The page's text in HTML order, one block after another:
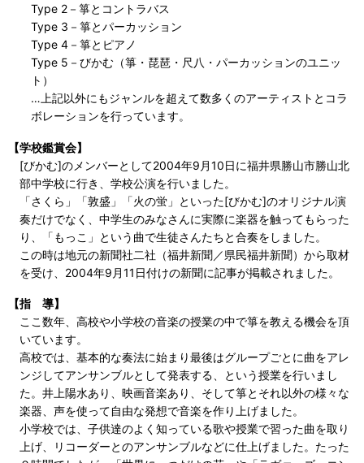
Type 2－箏とコントラバス
Type 3－箏とパーカッション
Type 4－箏とピアノ
Type 5－びかむ（箏・琵琶・尺八・パーカッションのユニッ
ト）
…上記以外にもジャンルを超えて数多くのアーティストとコラ
ボレーションを行っています。
【学校鑑賞会】
[びかむ]のメンバーとして2004年9月10日に福井県勝山市勝山北
部中学校に行き、学校公演を行いました。
「さくら」「敦盛」「火の蛍」といった[びかむ]のオリジナル演
奏だけでなく、中学生のみなさんに実際に楽器を触ってもらった
り、「もっこ」という曲で生徒さんたちと合奏をしました。
この時は地元の新聞社二社（福井新聞／県民福井新聞）から取材
を受け、2004年9月11日付けの新聞に記事が掲載されました。
【指 導】
ここ数年、高校や小学校の音楽の授業の中で箏を教える機会を頂
いています。
高校では、基本的な奏法に始まり最後はグループごとに曲をアレ
ンジしてアンサンブルとして発表する、という授業を行いまし
た。井上陽水あり、映画音楽あり、そして箏とそれ以外の様々な
楽器、声を使って自由な発想で音楽を作り上げました。
小学校では、子供達のよく知っている歌や授業で習った曲を取り
上げ、リコーダーとのアンサンブルなどに仕上げました。たった